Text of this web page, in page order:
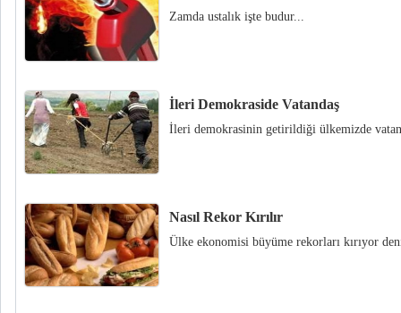
Zamda ustalık işte budur...
İleri Demokraside Vatandaş
İleri demokrasinin getirildiği ülkemizde
Nasıl Rekor Kırılır
Ülke ekonomisi büyüme rekorları kırıyor